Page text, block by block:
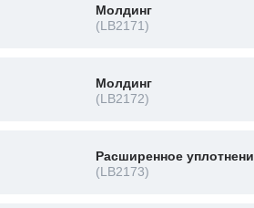
Молдинг
(LB2171)
Молдинг
(LB2172)
Расширенное
(LB2173)